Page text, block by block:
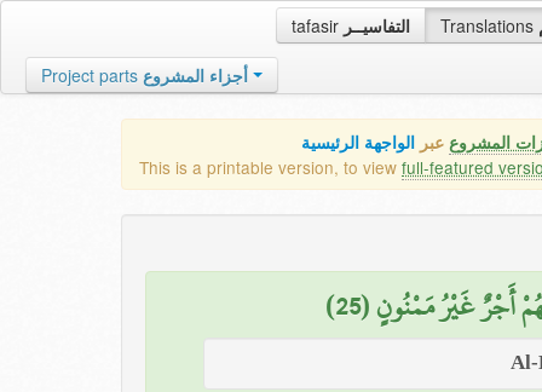
tafasir التفاسيــر Translations
Project parts أجزاء المشروع
المشروع عبر الواجهة الرئيسية
This is a printable version, to view full-featured
أَجْرٌ غَيْرُ مَمْنُونٍ (25)